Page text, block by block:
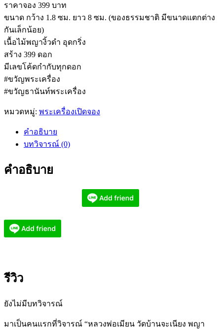
ราคาจอง 399 บาท
ขนาด กว้าง 1.8 ซม. ยาว 8 ซม. (ของธรรมชาติ มีขนาดแตกต่าง
กันเล็กน้อย)
เนื้อไม้พญางิ้วดำ อุดกริ่ง
สร้าง 399 ดอก
มีเลขโค้ดกำกับทุกดอก
#ขวัญพระเครื่อง
#ขวัญธานันท์พระเครื่อง
หมวดหมู่: พระเครื่องเปิดจอง
คำอธิบาย
บทวิจารณ์ (0)
คำอธิบาย
รีวิว
ยังไม่มีบทวิจารณ์
มาเป็นคนแรกที่วิจารณ์ “หลวงพ่อเมียน วัดบ้านจะเนียง พญา